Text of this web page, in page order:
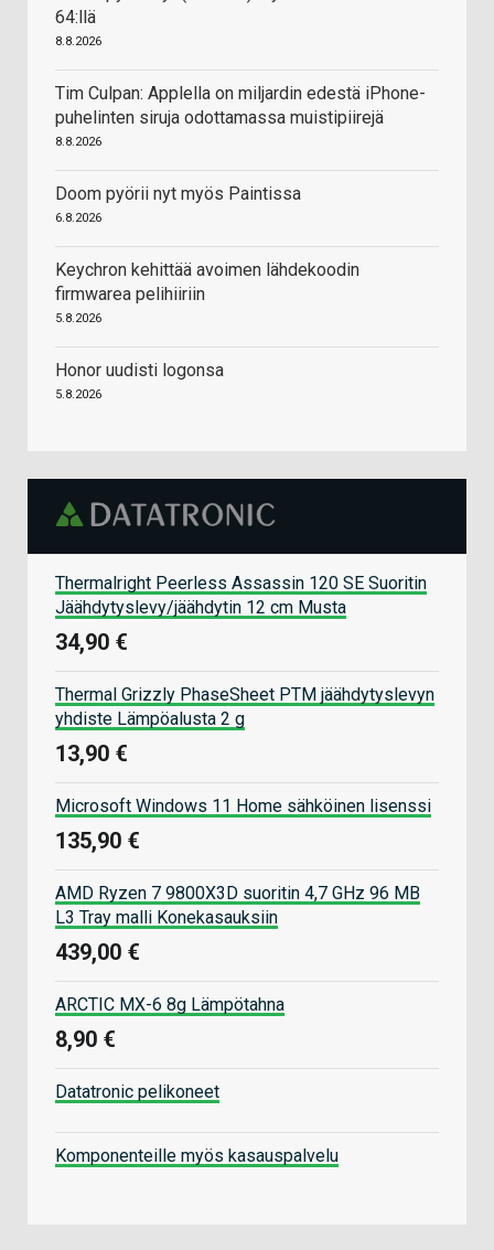
64:llä
8.8.2026
Tim Culpan: Applella on miljardin edestä iPhone-
puhelinten siruja odottamassa muistipiirejä
8.8.2026
Doom pyörii nyt myös Paintissa
6.8.2026
Keychron kehittää avoimen lähdekoodin
firmwarea pelihiiriin
5.8.2026
Honor uudisti logonsa
5.8.2026
Thermalright Peerless Assassin 120 SE Suoritin
Jäähdytyslevy/jäähdytin 12 cm Musta
34,90 €
Thermal Grizzly PhaseSheet PTM jäähdytyslevyn
yhdiste Lämpöalusta 2 g
13,90 €
Microsoft Windows 11 Home sähköinen lisenssi
135,90 €
AMD Ryzen 7 9800X3D suoritin 4,7 GHz 96 MB
L3 Tray malli Konekasauksiin
439,00 €
ARCTIC MX-6 8g Lämpötahna
8,90 €
Datatronic pelikoneet
Komponenteille myös kasauspalvelu